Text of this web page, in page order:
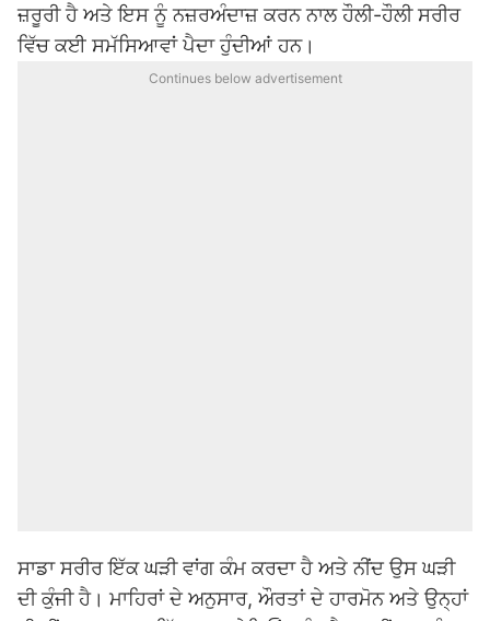
ਜ਼ਰੂਰੀ ਹੈ ਅਤੇ ਇਸ ਨੂੰ ਨਜ਼ਰਅੰਦਾਜ਼ ਕਰਨ ਨਾਲ ਹੌਲੀ-ਹੌਲੀ ਸਰੀਰ
ਵਿੱਚ ਕਈ ਸਮੱਸਿਆਵਾਂ ਪੈਦਾ ਹੁੰਦੀਆਂ ਹਨ।
Continues below advertisement
ਸਾਡਾ ਸਰੀਰ ਇੱਕ ਘੜੀ ਵਾਂਗ ਕੰਮ ਕਰਦਾ ਹੈ ਅਤੇ ਨੀਂਦ ਉਸ ਘੜੀ
ਦੀ ਕੁੰਜੀ ਹੈ। ਮਾਹਿਰਾਂ ਦੇ ਅਨੁਸਾਰ, ਔਰਤਾਂ ਦੇ ਹਾਰਮੋਨ ਅਤੇ ਉਨ੍ਹਾਂ